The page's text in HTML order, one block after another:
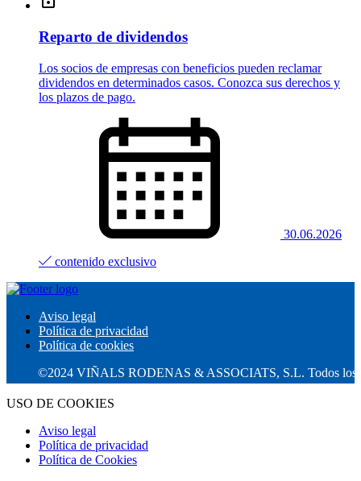
Reparto de dividendos
Los socios de empresas con beneficios pueden reclamar
dividendos en determinados casos. Conozca sus derechos y
los plazos de pago.
30.06.2026
contenido exclusivo
Aviso legal
Política de privacidad
Política de cookies
©2024 VIÑALS RODENAS & ASSOCIATS, S.L. Todos los
USO DE COOKIES
Aviso legal
Política de privacidad
Política de Cookies